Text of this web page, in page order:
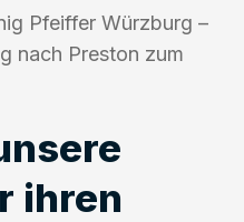
Pfeiffer Würzburg –
nach Preston zum
ihren